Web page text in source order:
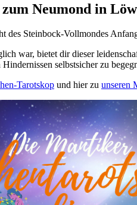
Neumond in
des Stein­bock-Voll­mondes
war, bietet dir dieser
selbst­si­cher zu
Tarot­skop und hier zu unseren